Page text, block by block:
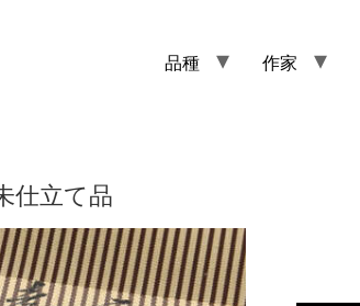
品種 作家
仕立て品